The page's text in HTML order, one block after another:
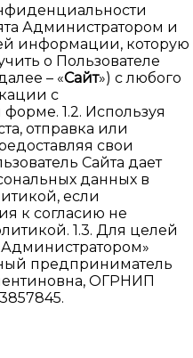
Администратором и
информации, которую
о Пользователе
– «Сайт») с любого
с
1.2. Используя
отправка или
свои
Сайта дает
данных в
если
к согласию не
1.3. Для целей
предприниматель
ОГРНИП